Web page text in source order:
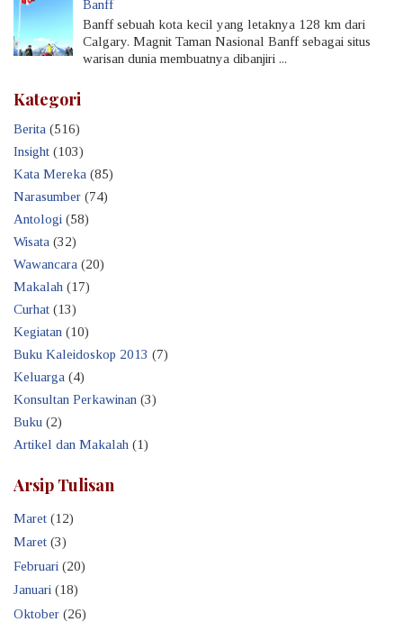
Banff
Banff sebuah kota kecil yang letaknya 128 km dari
Calgary. Magnit Taman Nasional Banff sebagai situs
warisan dunia membuatnya dibanjiri ...
Kategori
Berita (516)
Insight (103)
Kata Mereka (85)
Narasumber (74)
Antologi (58)
Wisata (32)
Wawancara (20)
Makalah (17)
Curhat (13)
Kegiatan (10)
Buku Kaleidoskop 2013 (7)
Keluarga (4)
Konsultan Perkawinan (3)
Buku (2)
Artikel dan Makalah (1)
Arsip Tulisan
Maret (12)
Maret (3)
Februari (20)
Januari (18)
Oktober (26)